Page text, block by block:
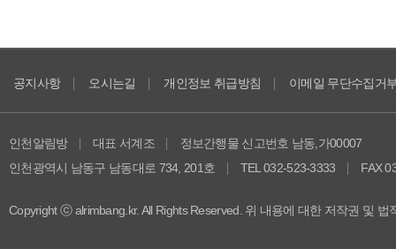
공지사항 오시는길 개인정보 취급방침 이메일 무단수집거
인천알림방 대표 서계조
정보간행물 신고번호 남동,가00007
인천광역시 남동구 남동대로 734, 201호
TEL 032-523-3333 FAX
Copyright ⓒ alrimbang.kr. All Rights Reserved. 위 내용에 대한 저작권 및